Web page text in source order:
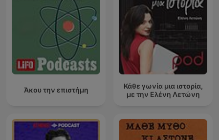
Άκου την επιστήμη
Κάθε γωνία μια ιστορία,
με την Ελένη Λετώνη